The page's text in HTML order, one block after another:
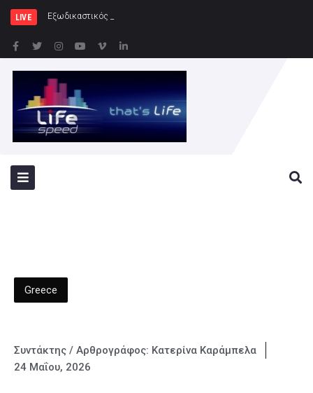
LIVE Εξωδικαστικός Μηχανισμός: Άνω των 20
Greece
Συντάκτης / Αρθρογράφος: Κατερίνα Καράμπελα
24 Μαΐου, 2026